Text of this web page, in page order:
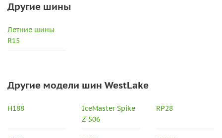
Другие шины
Летние шины
R15
Другие модели шин WestLake
H188
IceMaster Spike
Z-506
RP28